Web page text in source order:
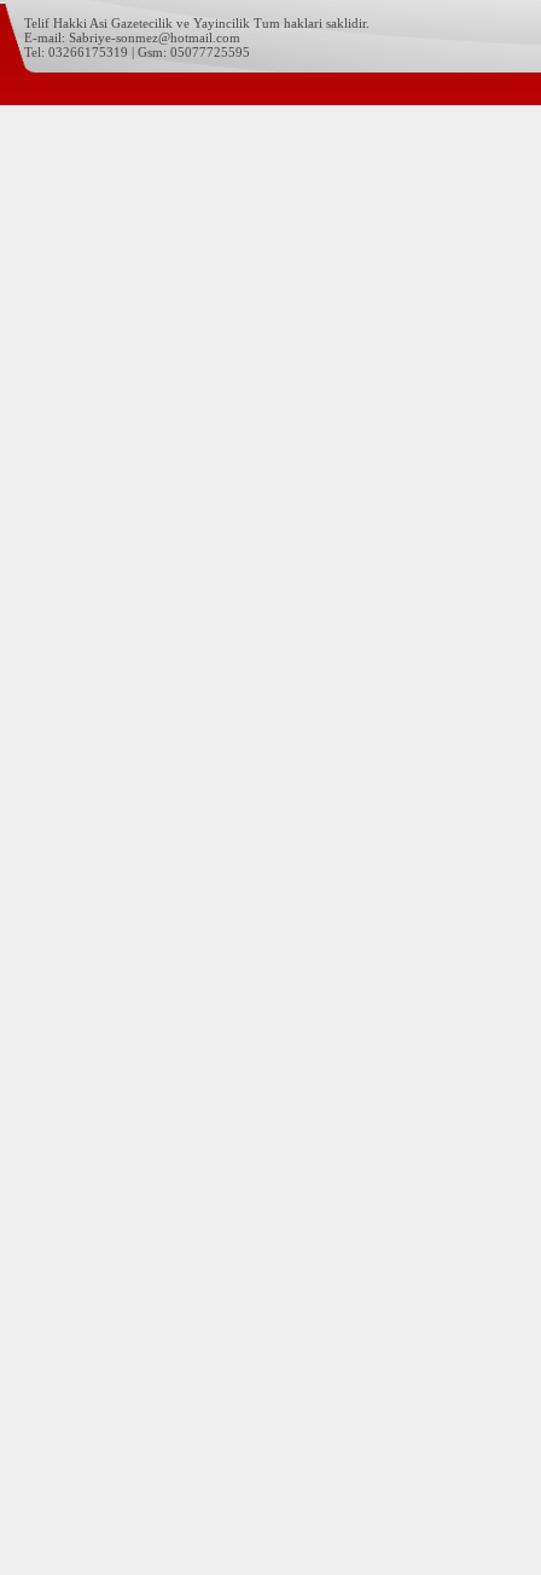
Telif Hakki Asi Gazetecilik ve Yayincilik Tum haklari saklidir.
E-mail: Sabriye-sonmez@hotmail.com
Tel: 03266175319 | Gsm: 05077725595